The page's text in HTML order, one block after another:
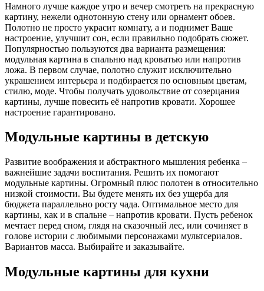
Намного лучше каждое утро и вечер смотреть на прекрасную
картину, нежели однотонную стену или орнамент обоев.
Полотно не просто украсит комнату, а и поднимет Ваше
настроение, улучшит сон, если правильно подобрать сюжет.
Популярностью пользуются два варианта размещения:
модульная картина в спальню над кроватью или напротив
ложа. В первом случае, полотно служит исключительно
украшением интерьера и подбирается по основным цветам,
стилю, моде. Чтобы получать удовольствие от созерцания
картины, лучше повесить её напротив кровати. Хорошее
настроение гарантировано.
Модульные картины в детскую
Развитие воображения и абстрактного мышления ребенка –
важнейшие задачи воспитания. Решить их помогают
модульные картины. Огромный плюс полотен в относительно
низкой стоимости. Вы будете менять их без ущерба для
бюджета параллельно росту чада. Оптимальное место для
картины, как и в спальне – напротив кровати. Пусть ребенок
мечтает перед сном, глядя на сказочный лес, или сочиняет в
голове истории с любимыми персонажами мультсериалов.
Вариантов масса. Выбирайте и заказывайте.
Модульные картины для кухни